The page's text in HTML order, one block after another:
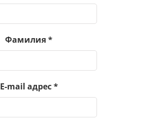
Фамилия*
E-mail адрес*